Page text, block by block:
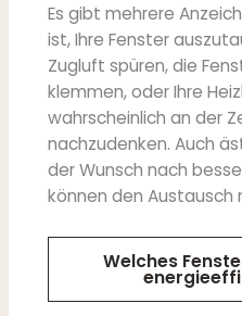
Es gibt mehrere
ist, Ihre Fenster
Zugluft spüren, die
klemmen, oder Ihre
wahrscheinlich an der
nachzudenken. Auch
der Wunsch nach
können den Austausch
Welches